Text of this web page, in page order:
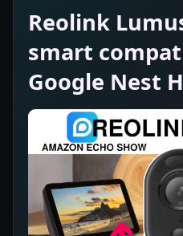
Reolink
smart
Google Nest